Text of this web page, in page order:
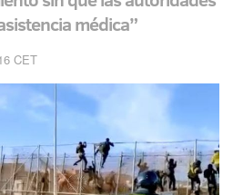
médica”
CET